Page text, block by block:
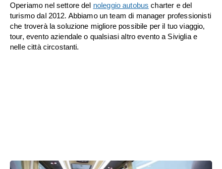
Operiamo nel settore del noleggio autobus charter e del
turismo dal 2012. Abbiamo un team di manager professionisti
che troverà la soluzione migliore possibile per il tuo viaggio,
tour, evento aziendale o qualsiasi altro evento a Siviglia e
nelle città circostanti.